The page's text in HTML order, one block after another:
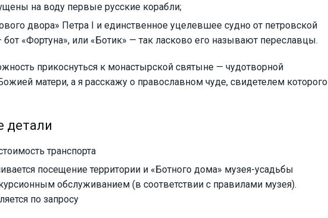
на воду первые русские корабли;
двора» Петра I и единственное уцелевшее судно от петровской
«Фортуна», или «Ботик» — так ласково его называют переславцы.
прикоснуться к монастырской святыне — чудотворной
матери, а я расскажу о православном чуде, свидетелем которого
детали
транспорта
посещение территории и «Ботного дома» музея-усадьбы
обслуживанием (в соответствии с правилами музея).
по запросу